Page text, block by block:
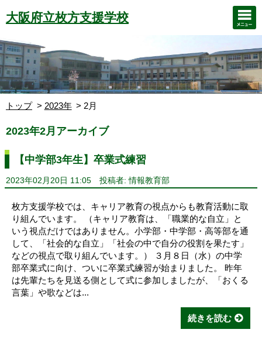
大阪府立枚方支援学校
トップ 2023年 2月
2023年2月アーカイブ
【中学部3年生】卒業式練習
2023年02月20日 11:05 投稿者: 情報教育部
枚方支援学校では、キャリア教育の視点からも教育活動に取
り組んでいます。 （キャリア教育は、「職業的な自立」と
いう視点だけではありません。小学部・中学部・高等部を通
して、「社会的な自立」「社会の中で自分の役割を果たす」
などの視点で取り組んでいます。） ３月８日（水）の中学
部卒業式に向け、ついに卒業式練習が始まりました。 昨年
は先輩たちを見送る側として式に参加しましたが、「おくる
言葉」や歌などは...
続きを読む